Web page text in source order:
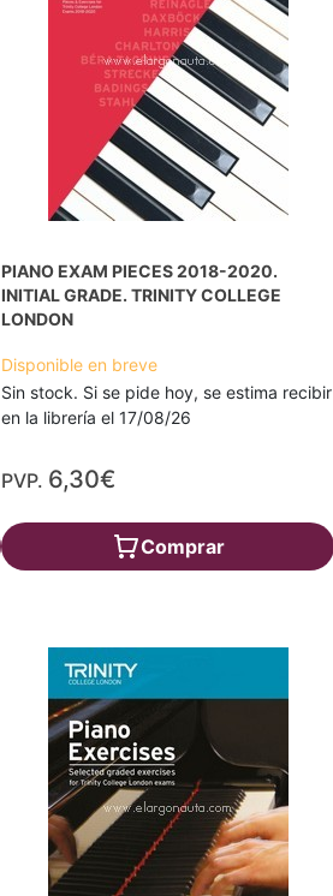
PIANO EXAM PIECES 2018-2020.
INITIAL GRADE. TRINITY COLLEGE
LONDON
Disponible en breve
Sin stock. Si se pide hoy, se estima recibir
en la librería el 17/08/26
PVP. 6,30€
Comprar